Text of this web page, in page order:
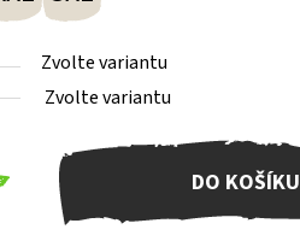
Zvolte variantu
Zvolte variantu
DO KOŠÍKU